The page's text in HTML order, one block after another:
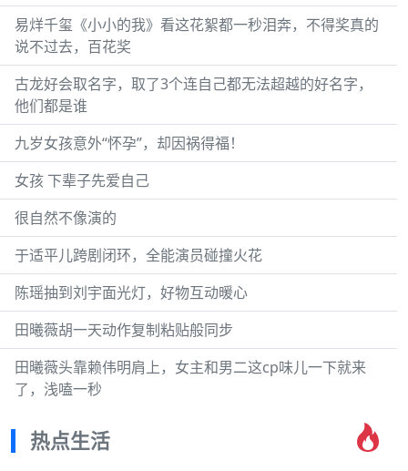
易烊千玺《小小的我》看这花絮都一秒泪奔，不得奖真的
说不过去，百花奖
古龙好会取名字，取了3个连自己都无法超越的好名字，
他们都是谁
九岁女孩意外“怀孕”，却因祸得福！
女孩 下辈子先爱自己
很自然不像演的
于适平儿跨剧闭环，全能演员碰撞火花
陈瑶抽到刘宇面光灯，好物互动暖心
田曦薇胡一天动作复制粘贴般同步
田曦薇头靠赖伟明肩上，女主和男二这cp味儿一下就来
了，浅嗑一秒
热点生活